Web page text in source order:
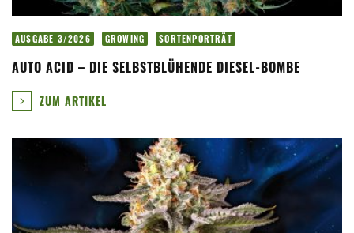
AUSGABE 3/2026 GROWING SORTENPORTRÄT
AUTO ACID – DIE SELBSTBLÜHENDE DIESEL-BOMBE
ZUM ARTIKEL